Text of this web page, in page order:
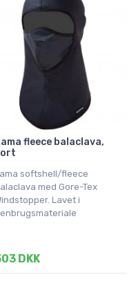
fleece balaclava,
softshell/fleece
med Gore-Tex
Lavet i
DKK